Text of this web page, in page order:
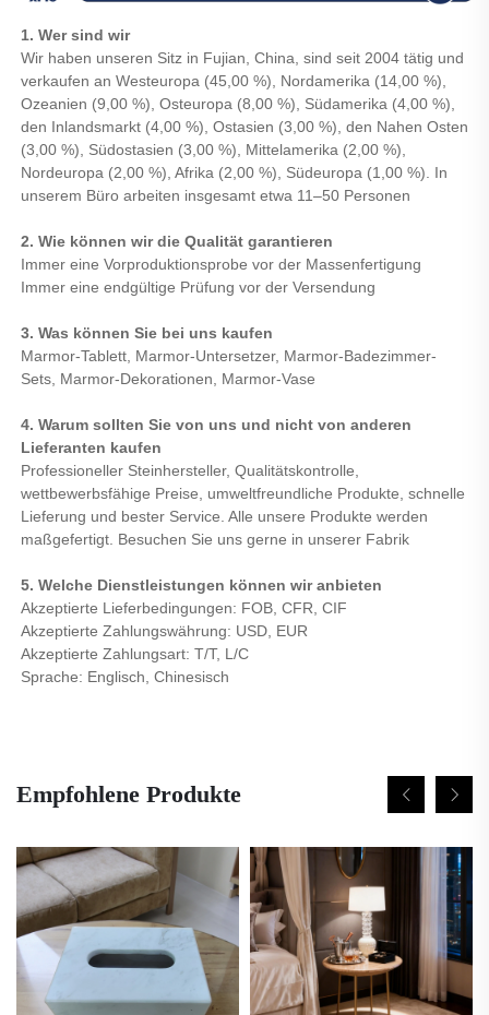
1. Wer sind wir
Wir haben unseren Sitz in Fujian, China, sind seit 2004 tätig und
verkaufen an Westeuropa (45,00 %), Nordamerika (14,00 %),
Ozeanien (9,00 %), Osteuropa (8,00 %), Südamerika (4,00 %),
den Inlandsmarkt (4,00 %), Ostasien (3,00 %), den Nahen Osten
(3,00 %), Südostasien (3,00 %), Mittelamerika (2,00 %),
Nordeuropa (2,00 %), Afrika (2,00 %), Südeuropa (1,00 %). In
unserem Büro arbeiten insgesamt etwa 11–50 Personen
2. Wie können wir die Qualität garantieren
Immer eine Vorproduktionsprobe vor der Massenfertigung
Immer eine endgültige Prüfung vor der Versendung
3. Was können Sie bei uns kaufen
Marmor-Tablett, Marmor-Untersetzer, Marmor-Badezimmer-
Sets, Marmor-Dekorationen, Marmor-Vase
4. Warum sollten Sie von uns und nicht von anderen
Lieferanten kaufen
Professioneller Steinhersteller, Qualitätskontrolle,
wettbewerbsfähige Preise, umweltfreundliche Produkte, schnelle
Lieferung und bester Service. Alle unsere Produkte werden
maßgefertigt. Besuchen Sie uns gerne in unserer Fabrik
5. Welche Dienstleistungen können wir anbieten
Akzeptierte Lieferbedingungen: FOB, CFR, CIF
Akzeptierte Zahlungswährung: USD, EUR
Akzeptierte Zahlungsart: T/T, L/C
Sprache: Englisch, Chinesisch
Empfohlene Produkte